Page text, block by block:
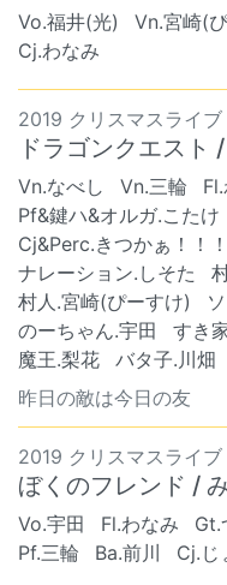
Vo.福井(光) Vn.宮崎(
Cj.わなみ
2019 クリスマスライブ
ドラゴンクエスト
Vn.なべし Vn.三輪
Pf&鍵ハ&オルガ.こたけ
Cj&Perc.きつかぁ！！！
ナレーション.しそた
村人.宮崎(ぴーすけ)
のーちゃん.宇田
すき
魔王.梨花
バタ子.川畑
昨日の敵は今日の友
2019 クリスマスライブ
ぼくのフレンド /
Vo.宇田 Fl.わなみ Gt.
Pf.三輪
Ba.前川 Cj.じ